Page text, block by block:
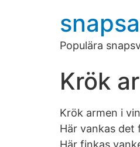
Populära
Krök
Krök armen i
Här vankas det
Här finkas